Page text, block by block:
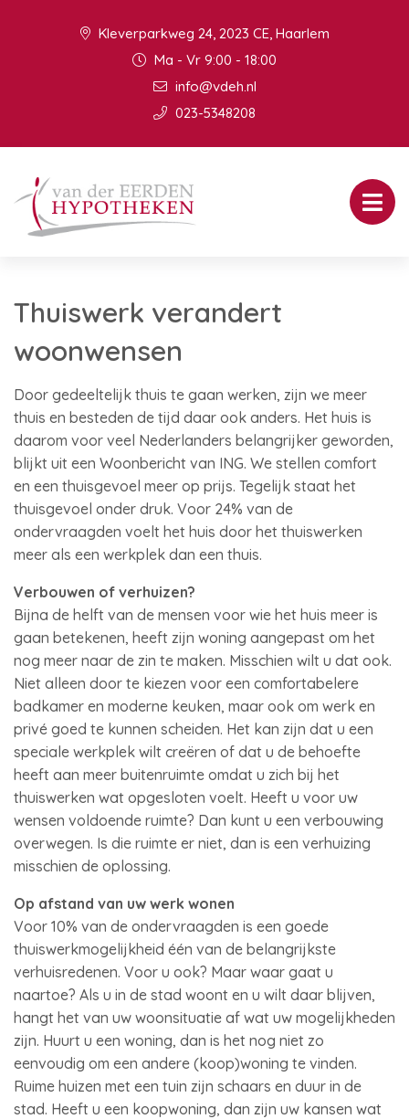
Kleverparkweg 24, 2023 CE, Haarlem
Ma - Vr 9:00 - 18:00
info@vdeh.nl
023-5348208
Thuiswerk verandert
woonwensen
Door gedeeltelijk thuis te gaan werken, zijn we meer
thuis en besteden de tijd daar ook anders. Het huis is
daarom voor veel Nederlanders belangrijker geworden,
blijkt uit een Woonbericht van ING. We stellen comfort
en een thuisgevoel meer op prijs. Tegelijk staat het
thuisgevoel onder druk. Voor 24% van de
ondervraagden voelt het huis door het thuiswerken
meer als een werkplek dan een thuis.
Verbouwen of verhuizen?
Bijna de helft van de mensen voor wie het huis meer is
gaan betekenen, heeft zijn woning aangepast om het
nog meer naar de zin te maken. Misschien wilt u dat ook.
Niet alleen door te kiezen voor een comfortabelere
badkamer en moderne keuken, maar ook om werk en
privé goed te kunnen scheiden. Het kan zijn dat u een
speciale werkplek wilt creëren of dat u de behoefte
heeft aan meer buitenruimte omdat u zich bij het
thuiswerken wat opgesloten voelt. Heeft u voor uw
wensen voldoende ruimte? Dan kunt u een verbouwing
overwegen. Is die ruimte er niet, dan is een verhuizing
misschien de oplossing.
Op afstand van uw werk wonen
Voor 10% van de ondervraagden is een goede
thuiswerkmogelijkheid één van de belangrijkste
verhuisredenen. Voor u ook? Maar waar gaat u
naartoe? Als u in de stad woont en u wilt daar blijven,
hangt het van uw woonsituatie af wat uw mogelijkheden
zijn. Huurt u een woning, dan is het nog niet zo
eenvoudig om een andere (koop)woning te vinden.
Ruime huizen met een tuin zijn schaars en duur in de
stad. Heeft u een koopwoning, dan zijn uw kansen wat